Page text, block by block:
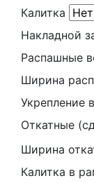
Калитка
Накладной
Распашные
Ширина
Укрепление
Откатные
Ширина
Калитка в